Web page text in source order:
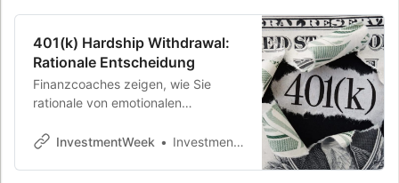
401(k) Hardship Withdrawal:
Rationale Entscheidung
Finanzcoaches zeigen, wie Sie
rationale von emotionalen
prüfen, ob eine Notfall-Entnahme
InvestmentWeek InvestmentWeek